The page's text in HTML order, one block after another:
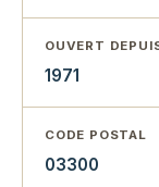
OUVERT
1971
CODE POSTAL
03300